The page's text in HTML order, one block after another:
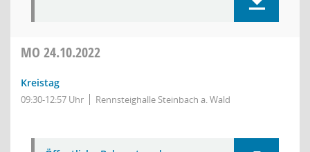
MO 24.10.2022
Kreistag
09:30-12:57 Uhr Rennsteighalle Steinbach a. Wald